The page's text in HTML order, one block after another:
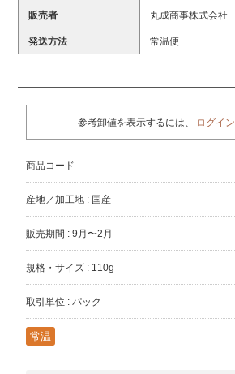
販売者 丸成商事株式会社
発送方法 常温便
参考卸値を表示するには、 ログイン
商品コード
産地／加工地 : 国産
販売期間 : 9月〜2月
規格・サイズ : 110g
取引単位 : パック
常温